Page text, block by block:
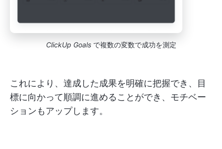
ClickUp Goalsで複数の変数で成功を測定
これにより、達成した成果を明確に把握でき、目
標に向かって順調に進めることができ、モチベー
ションもアップします。